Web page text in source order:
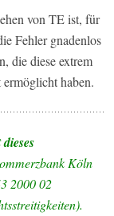
von TE ist, für
Fehler gnadenlos
die diese extrem
haben.
Köln
2000 02